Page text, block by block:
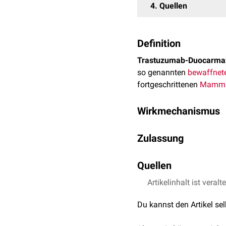
4 Quellen
Definition
Trastuzumab-
so genannten
fortgeschrittenen
Wirkmechanismus
epidermalen
einStrukturanalogon
Trastuzumab bindet
Linkers durch
Zulassung
derFDAder
Quellen
↑ Trastuzumab
Artikelinhalt ist
Du kannst den Artikel